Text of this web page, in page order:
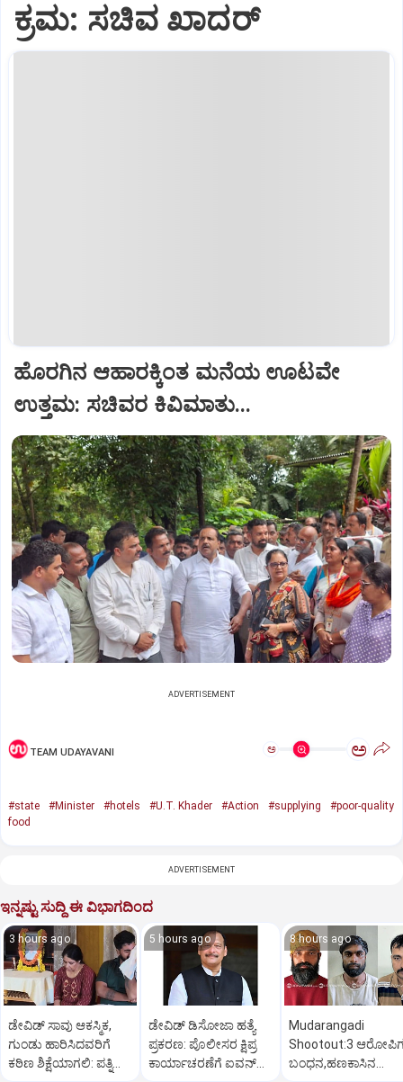
ಕ್ರಮ: ಸಚಿವ ಖಾದರ್
ಹೊರಗಿನ ಆಹಾರಕ್ಕಿಂತ ಮನೆಯ ಊಟವೇ
ಉತ್ತಮ: ಸಚಿವರ ಕಿವಿಮಾತು...
ADVERTISEMENT
TEAM UDAYAVANI ಅ ಅ
#state #Minister #hotels #U.T. Khader #Action #supplying
#poor-quality
food
ADVERTISEMENT
ಇನ್ನಷ್ಟು ಸುದ್ದಿ ಈ ವಿಭಾಗದಿಂದ
3 hours ago
ಡೇವಿಡ್ ಸಾವು ಆಕಸ್ಮಿಕ,
ಗುಂಡು ಹಾರಿಸಿದವರಿಗೆ
ಕಠಿಣ ಶಿಕ್ಷೆಯಾಗಲಿ: ಪತ್ನಿ
5 hours ago
ಡೇವಿಡ್ ಡಿಸೋಜಾ ಹತ್ಯೆ
ಪ್ರಕರಣ: ಪೊಲೀಸರ ಕ್ಷಿಪ್ರ
ಕಾರ್ಯಾಚರಣೆಗೆ ಐವನ್
8 hours ago
Mudarangadi
Shootout:‌3
ಬಂಧನ,ಹಣಕಾಸಿನ